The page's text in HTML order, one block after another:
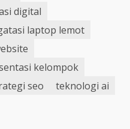
digital
laptop lemot
kelompok
seo
teknologi ai